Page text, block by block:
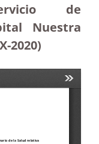
de
Nuestra
2020)